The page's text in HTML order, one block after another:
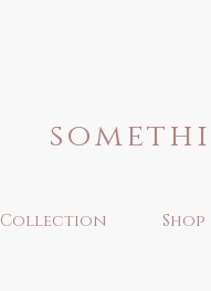
Collection Shop